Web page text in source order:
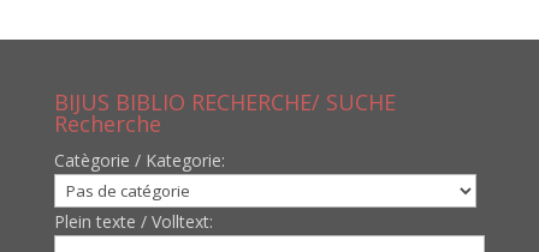
BIJUS BIBLIO RECHERCHE/ SUCHE
Recherche
Catègorie / Kategorie:
Plein texte / Volltext: